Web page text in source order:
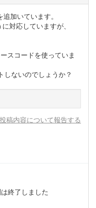
加いています。
対応していますが、
スコードを使っていま
しないのでしょうか？
投稿内容について報告する
終了しました